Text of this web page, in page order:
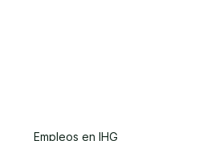
Empleos en IHG